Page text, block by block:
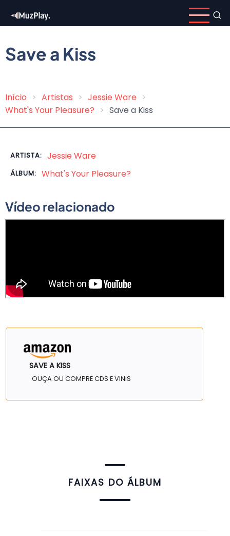
para
conteúdo
principal
Save a Kiss
Trilha
Início Artistas
Jessie Ware
What's Your Pleasure?
Save a Kiss
ARTISTA: Jessie Ware
ÁLBUM: What's Your Pleasure?
Vídeo relacionado
SAVE A KISS
OUÇA OU COMPRE CDS E VINIS
FAIXAS DO ÁLBUM